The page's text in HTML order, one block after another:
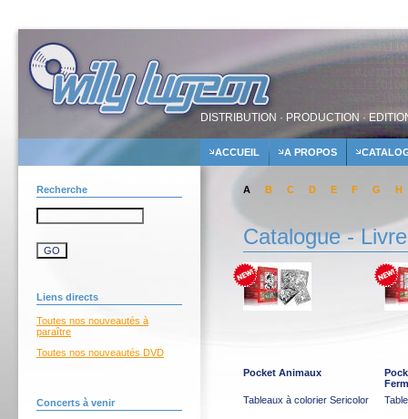
DISTRIBUTION · PRODUCTION ·
ACCUEIL A PROPOS
Recherche
Liens directs
Toutes nos nouveautés à
paraître
Toutes nos nouveautés DVD
Concerts à venir
A B C D E F G H
Catalogue -
Pocket Animaux
Tableaux à colorier Sericolor